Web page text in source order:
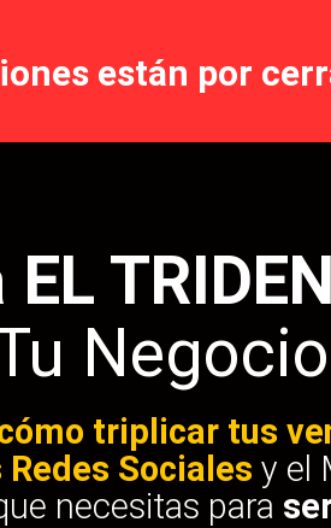
están por
EL
triplicar tus
Sociales y el
necesitas para